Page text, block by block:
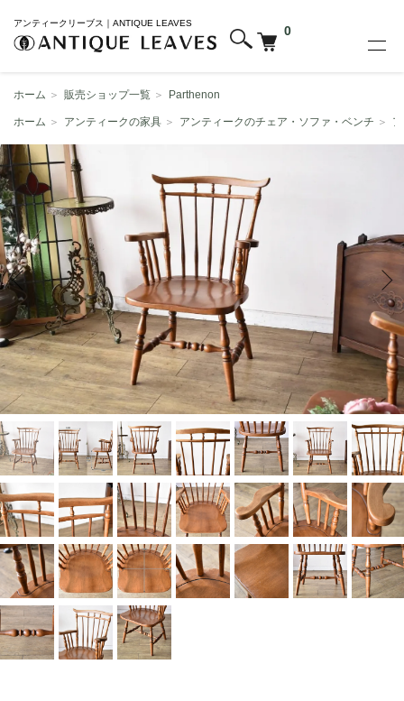
アンティークリーブス｜ANTIQUE LEAVES
0
ホーム ＞ 販売ショップ一覧 ＞ Parthenon
ホーム ＞ アンティークの家具 ＞ アンティークのチェア・ソファ・ベンチ ＞